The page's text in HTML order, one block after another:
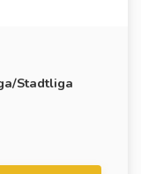
Stadtliga